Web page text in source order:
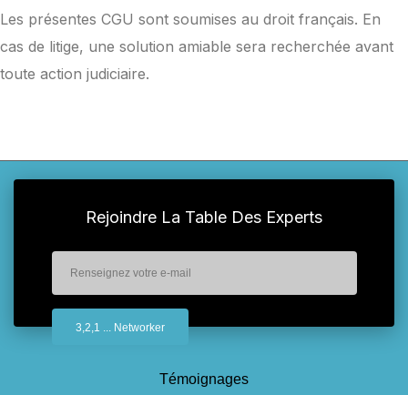
Les présentes CGU sont soumises au droit français. En
cas de litige, une solution amiable sera recherchée avant
toute action judiciaire.
Rejoindre La Table Des Experts
Témoignages